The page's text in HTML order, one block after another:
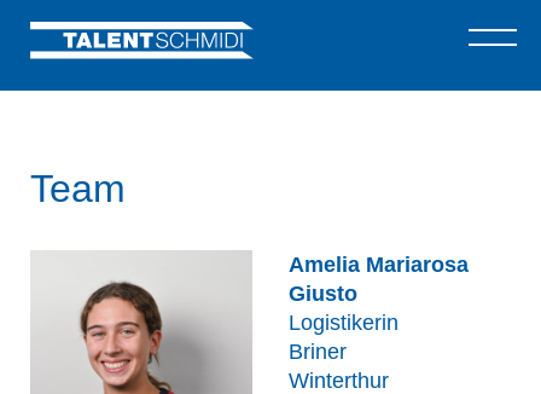
Team
Amelia Mariarosa
Giusto
Logistikerin
Briner
Winterthur